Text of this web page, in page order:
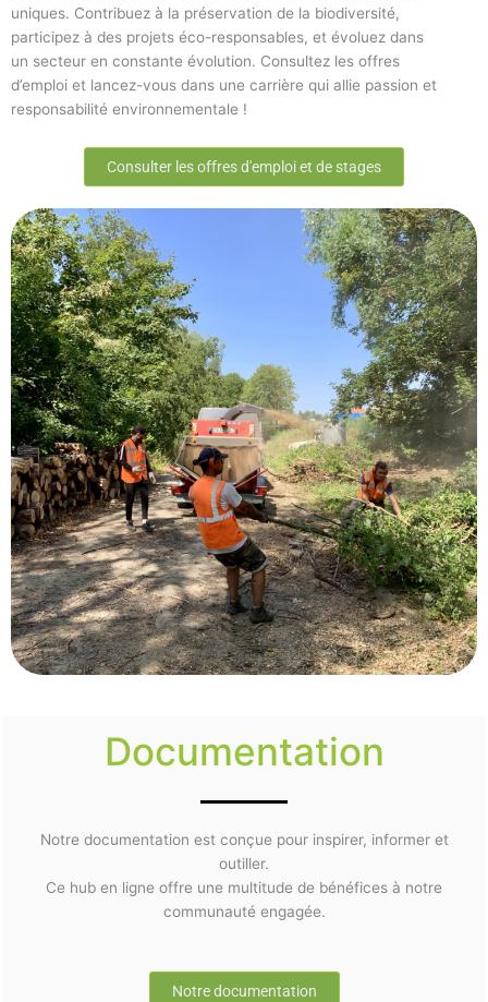
uniques. Contribuez à la préservation de la biodiversité,
participez à des projets éco-responsables, et évoluez dans
un secteur en constante évolution. Consultez les offres
d’emploi et lancez-vous dans une carrière qui allie passion et
responsabilité environnementale !
Consulter les offres d'emploi et de stages
Documentation
Notre documentation est conçue pour inspirer, informer et
outiller.
Ce hub en ligne offre une multitude de bénéfices à notre
communauté engagée.
Notre documentation